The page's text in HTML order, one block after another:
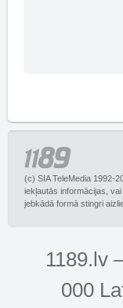
(c) SIA TeleMedia 1992-
iekļautās informācijas,
jebkādā formā stingri
1189.lv
000